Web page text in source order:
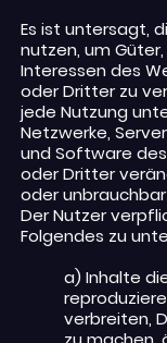
Es ist untersagt,
nutzen, um
Interessen des
oder Dritter zu
jede Nutzung
Netzwerke,
und Software
oder Dritter
oder
Der Nutzer
Folgendes zu
a) Inhalte
verbreiten,